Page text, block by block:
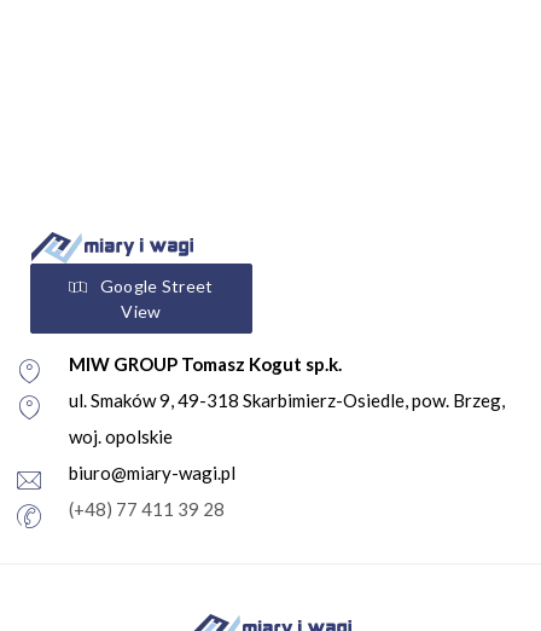
Google Street
View
MIW GROUP Tomasz Kogut sp.k.
ul. Smaków 9, 49-318 Skarbimierz-Osiedle, pow. Brzeg,
woj. opolskie
biuro@miary-wagi.pl
(+48) 77 411 39 28